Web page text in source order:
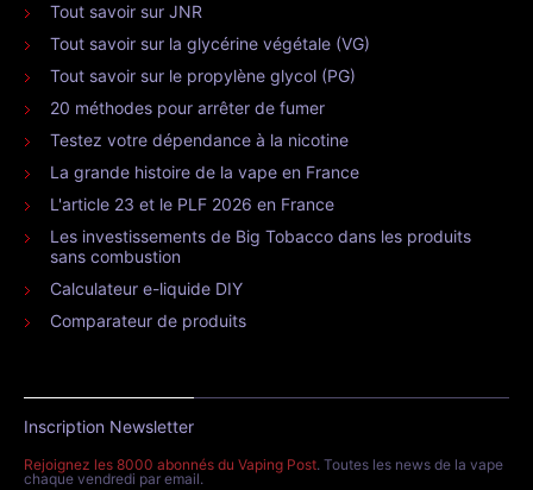
Tout savoir sur JNR
Tout savoir sur la glycérine végétale (VG)
Tout savoir sur le propylène glycol (PG)
20 méthodes pour arrêter de fumer
Testez votre dépendance à la nicotine
La grande histoire de la vape en France
L'article 23 et le PLF 2026 en France
Les investissements de Big Tobacco dans les produits
sans combustion
Calculateur e-liquide DIY
Comparateur de produits
Inscription Newsletter
Rejoignez les 8000 abonnés du Vaping Post. Toutes les news de la vape
chaque vendredi par email.